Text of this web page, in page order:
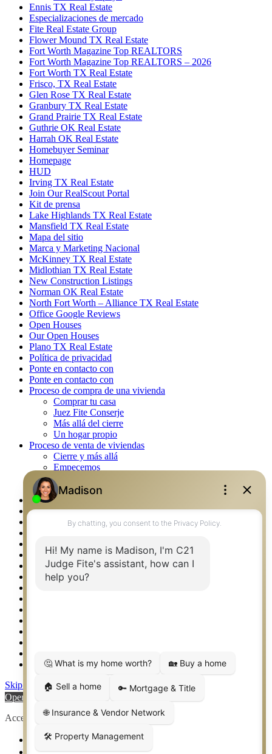
Ennis TX Real Estate
Especializaciones de mercado
Fite Real Estate Group
Flower Mound TX Real Estate
Fort Worth Magazine Top REALTORS
Fort Worth Magazine Top REALTORS – 2026
Fort Worth TX Real Estate
Frisco, TX Real Estate
Glen Rose TX Real Estate
Granbury TX Real Estate
Grand Prairie TX Real Estate
Guthrie OK Real Estate
Harrah OK Real Estate
Homebuyer Seminar
Homepage
HUD
Irving TX Real Estate
Join Our RealScout Portal
Kit de prensa
Lake Highlands TX Real Estate
Mansfield TX Real Estate
Mapa del sitio
Marca y Marketing Nacional
McKinney TX Real Estate
Midlothian TX Real Estate
New Construction Listings
Norman OK Real Estate
North Fort Worth – Alliance TX Real Estate
Office Google Reviews
Open Houses
Our Open Houses
Plano TX Real Estate
Política de privacidad
Ponte en contacto con
Ponte en contacto con
Proceso de compra de una vivienda
Comprar tu casa
Juez Fite Conserje
Más allá del cierre
Un hogar propio
Proceso de venta de viviendas
Cierre y más allá
Empecemos
La venta
Lista tu propiedad
Property Management – Oklahoma
Real Estate eSeminar
Rockwall TX Real Estate
Springtown TX Real Estate
Texas Awards
Thank You
Why CENTURY 21 – FiteCLUB
Skip to content
Open toolbar
Accessibility Tools
Increase Text
Decrease Text